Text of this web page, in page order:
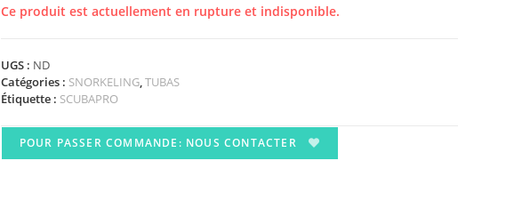
Ce produit est actuellement en rupture et indisponible.
UGS : ND
Catégories : SNORKELING,TUBAS
Étiquette : SCUBAPRO
POUR PASSER COMMANDE: NOUS CONTACTER